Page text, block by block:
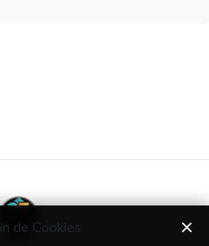
de Cookies ×